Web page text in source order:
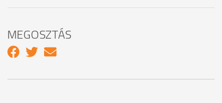
MEGOSZTÁS